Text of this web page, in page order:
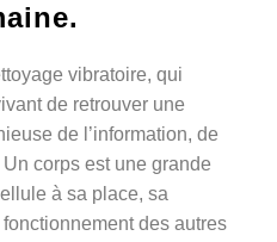
vibratoire, qui
de retrouver une
de l’information, de
Un corps est une grande
à sa place, sa
des autres